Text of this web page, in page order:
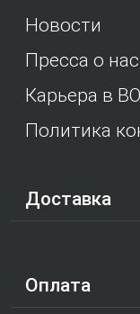
Новости
Пресса о нас
Карьера в
Политика
Доставка
Оплата